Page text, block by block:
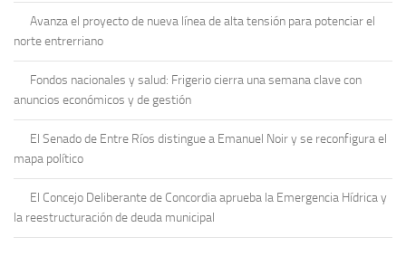
Avanza el proyecto de nueva línea de alta tensión para potenciar el
norte entrerriano
Fondos nacionales y salud: Frigerio cierra una semana clave con
anuncios económicos y de gestión
El Senado de Entre Ríos distingue a Emanuel Noir y se reconfigura el
mapa político
El Concejo Deliberante de Concordia aprueba la Emergencia Hídrica y
la reestructuración de deuda municipal